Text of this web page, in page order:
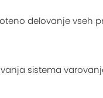
delovanje vseh
sistema